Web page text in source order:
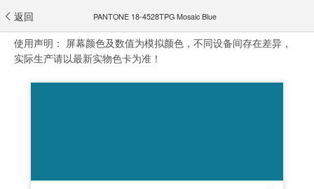
返回 PANTONE 18-4528TPG Mosaic Blue
使用声明： 屏幕颜色及数值为模拟颜色，不同设备间存在差异，
实际生产请以最新实物色卡为准！